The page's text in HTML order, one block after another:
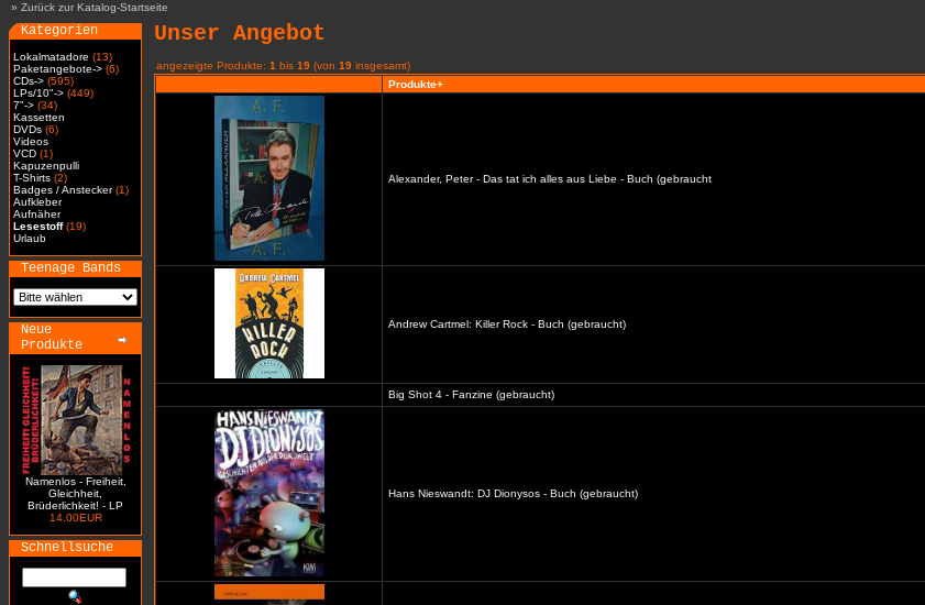
» Zurück zur Katalog-Startseite
Kategorien
Lokalmatadore (13)
Paketangebote-> (6)
CDs-> (595)
LPs/10"-> (449)
7"-> (34)
Kassetten
DVDs (6)
Videos
VCD (1)
Kapuzenpulli
T-Shirts (2)
Badges / Anstecker(1)
Aufkleber
Aufnäher
Lesestoff(19)
Urlaub
Teenage Bands
Neue
Produkte
Namenlos - Freiheit,
Gleichheit,
Brüderlichkeit! - LP
14.00EUR
Schnellsuche
Unser Angebot
angezeigte Produkte: 1 bis 19 (von 19 insgesamt)
Produkte+
Alexander, Peter - Das tat ich alles aus Liebe - Buch (gebraucht
Andrew Cartmel: Killer Rock - Buch (gebraucht)
Big Shot 4 - Fanzine (gebraucht)
Hans Nieswandt: DJ Dionysos - Buch (gebraucht)